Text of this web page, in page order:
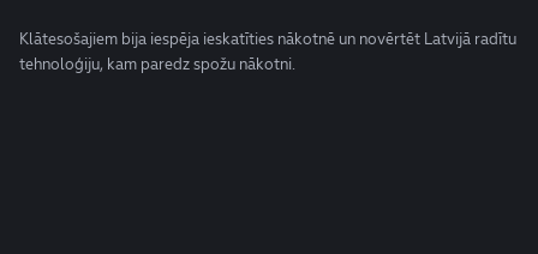
Klātesošajiem bija iespēja ieskatīties nākotnē un novērtēt Latvijā radītu
tehnoloģiju, kam paredz spožu nākotni.